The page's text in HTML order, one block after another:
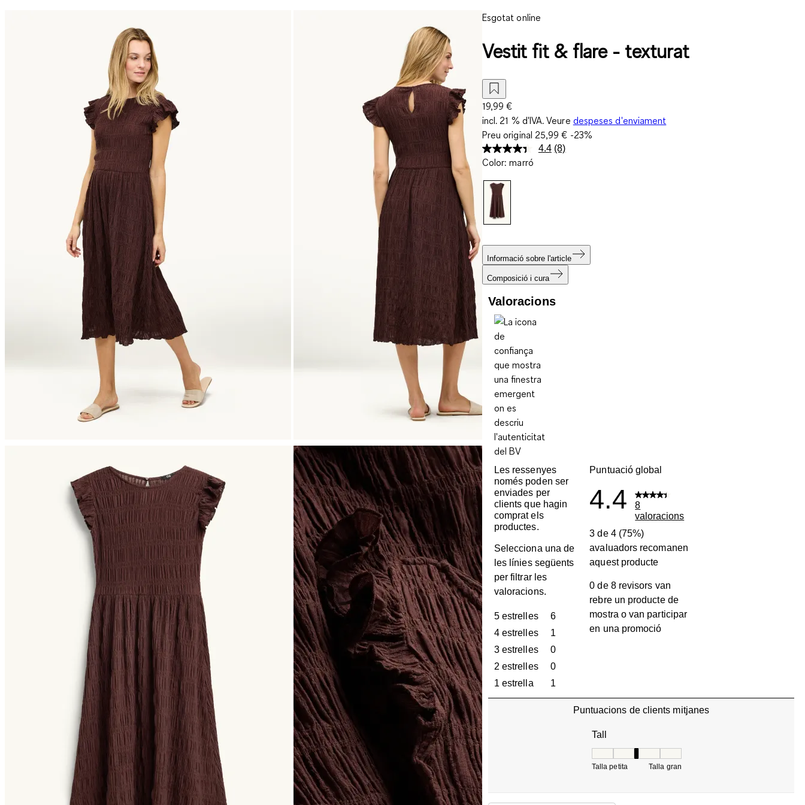
Esgotat online
Vestit fit & flare - texturat
19,99 €
incl. 21 % d'IVA. Veure despeses d'enviament
Preu original 25,99 € -23%
4.4 Llegeix
(8)
Color: marró
Informació sobre l'article
Composició i cura
Valoracions
Les ressenyes
només poden ser
enviades per
clients que hagin
comprat els
productes.
Selecciona una de
les línies següents
per filtrar les
valoracions.
5 estrellesestrelles
6
6 valoracions amb 5 estrelles.
4 estrellesestrelles
1
1 valoració amb 4 estrelles.
3 estrellesestrelles
0
0 valoracions amb 3 estrelles.
2 estrellesestrelles
0
0 valoracions amb 2 estrelles.
1 estrellaestrelles
1
1 valoració amb 1 estrella.
Puntuació global
4.4
8
valoracions
3 de 4 (75%)
avaluadors recomanen
aquest producte
0 de 8 revisors van
rebre un producte de
mostra o van participar
en una promoció
Puntuacions de clients mitjanes
Tall
Talla petita Talla gran